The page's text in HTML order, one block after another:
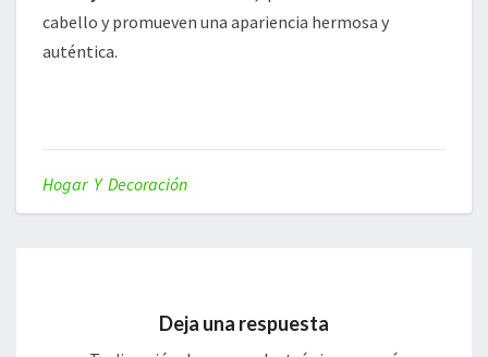
cabello y promueven una apariencia hermosa y
auténtica.
Hogar Y Decoración
Deja una respuesta